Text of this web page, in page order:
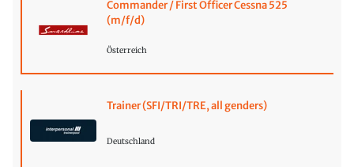
Commander / First Officer Cessna 525
(m/f/d)
Österreich
Trainer (SFI/TRI/TRE, all genders)
Deutschland